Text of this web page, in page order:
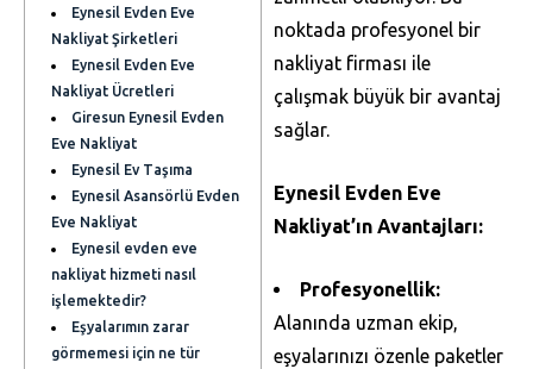
Eynesil Evden Eve
Nakliyat Şirketleri
Eynesil Evden Eve
Nakliyat Ücretleri
Giresun Eynesil Evden
Eve Nakliyat
Eynesil Ev Taşıma
Eynesil Asansörlü Evden
Eve Nakliyat
Eynesil evden eve
nakliyat hizmeti nasıl
işlemektedir?
Eşyalarımın zarar
görmemesi için ne tür
noktada profesyonel bir
nakliyat firması ile
çalışmak büyük bir avantaj
sağlar.
Eynesil Evden Eve
Nakliyat’ın Avantajları:
Profesyonellik:
Alanında uzman ekip,
eşyalarınızı özenle paketler